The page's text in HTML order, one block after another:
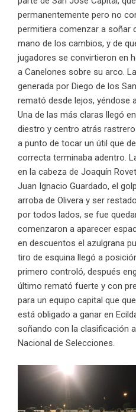
permanentemente pero no
permitiera comenzar a soñar
mano de los cambios, y de
jugadores se convirtieron en
a Canelones sobre su arco.
generada por Diego de los
remató desde lejos, yéndose
Una de las más claras llegó
diestro y centro atrás
a punto de tocar un útil que
correcta terminaba adentro.
en la cabeza de Joaquín
Juan Ignacio Guardado, el
arroba de Olivera y ser
por todos lados, se fue
comenzaron a aparecer
en descuentos el azulgrana
tiro de esquina llegó a
primero controló, después
último remató fuerte y con
para un equipo capital que
está obligado a ganar en
soñando con la clasificación
Nacional de Selecciones.